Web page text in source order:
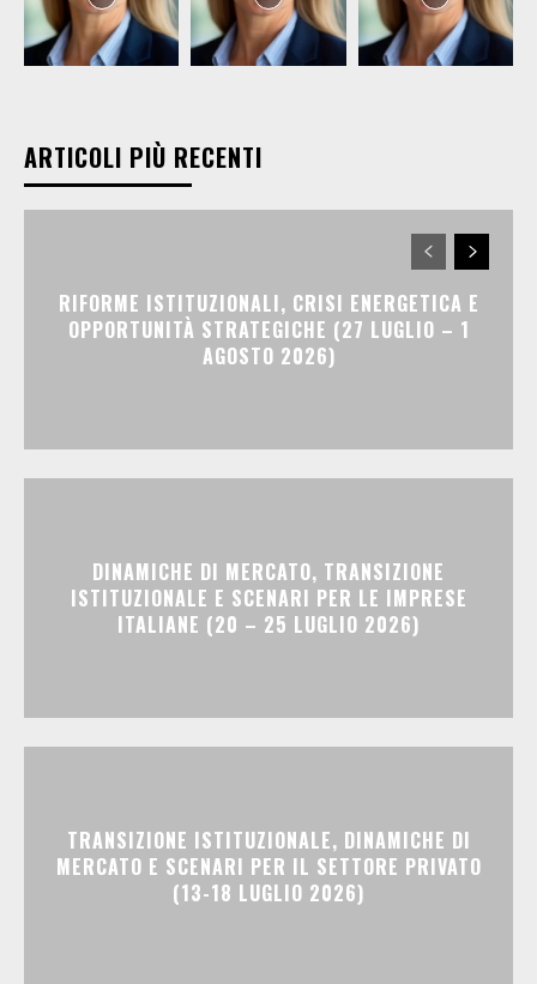
ARTICOLI PIÙ RECENTI
RIFORME ISTITUZIONALI, CRISI ENERGETICA E
OPPORTUNITÀ STRATEGICHE (27 LUGLIO – 1
AGOSTO 2026)
DINAMICHE DI MERCATO, TRANSIZIONE
ISTITUZIONALE E SCENARI PER LE IMPRESE
ITALIANE (20 – 25 LUGLIO 2026)
TRANSIZIONE ISTITUZIONALE, DINAMICHE DI
MERCATO E SCENARI PER IL SETTORE PRIVATO
(13-18 LUGLIO 2026)